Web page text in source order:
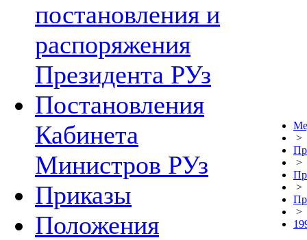
постановления и
распоряжения
Президента РУз
Постановления
Кабинета
Министров РУз
Приказы
Положения
>
>
>
>